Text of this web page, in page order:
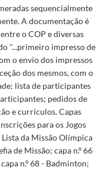
sequencialmente
A documentação é
o COP e diversas
"...primeiro impresso de
o envio dos impressos
dos mesmos, com o
lista de participantes
pedidos de
e currículos. Capas
para os Jogos
da Missão Olímpica
de Missão; capa n.º 66
n.º 68 - Badminton;